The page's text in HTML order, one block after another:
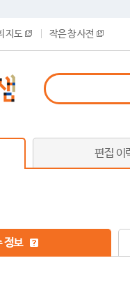
지도 작은 창 사전
편집 이
정보